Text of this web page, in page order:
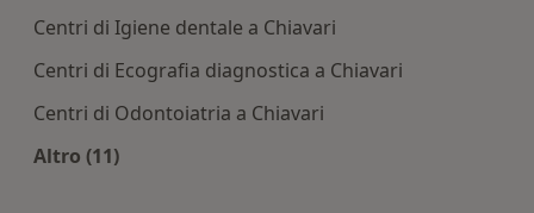
Centri di Igiene dentale a Chiavari
Centri di Ecografia diagnostica a Chiavari
Centri di Odontoiatria a Chiavari
Altro (11)